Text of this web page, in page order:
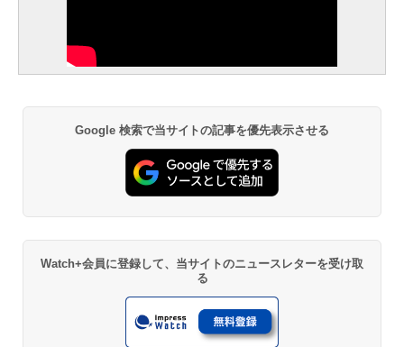
Google 検索で当サイトの記事を優先表示させる
Watch+会員に登録して、当サイトのニュースレターを受け取
る